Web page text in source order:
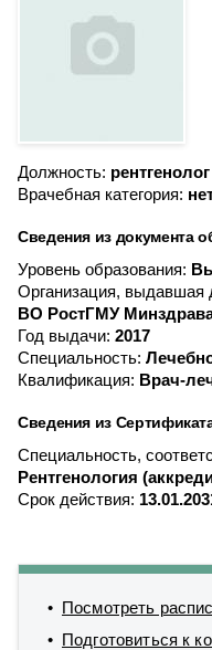
Должность: рентгенолог
Врачебная категория:
Сведения из документа
Уровень образования:
Организация, выдавшая
ВО РостГМУ
Год выдачи: 2017
Специальность:
Квалификация: Врач-
Сведения из
Специальность,
Рентгенология
Срок действия:
Посмотреть
Подготовиться к